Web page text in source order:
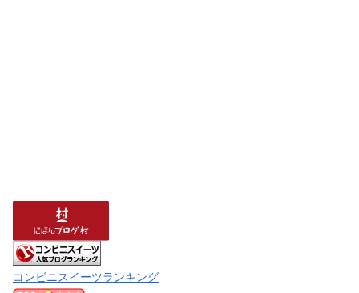
コンビニスイーツランキング